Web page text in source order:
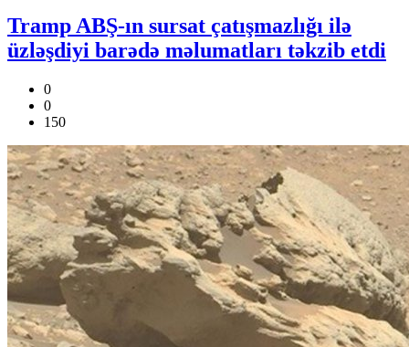
Tramp ABŞ-ın sursat çatışmazlığı ilə
üzləşdiyi barədə məlumatları təkzib etdi
0
0
150